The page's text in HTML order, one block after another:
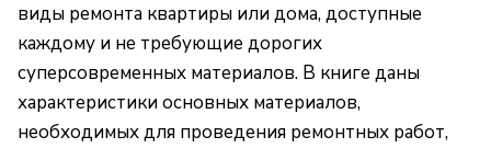
виды ремонта квартиры или дома, доступные
каждому и не требующие дорогих
суперсовременных материалов. В книге даны
характеристики основных материалов,
необходимых для проведения ремонтных работ,